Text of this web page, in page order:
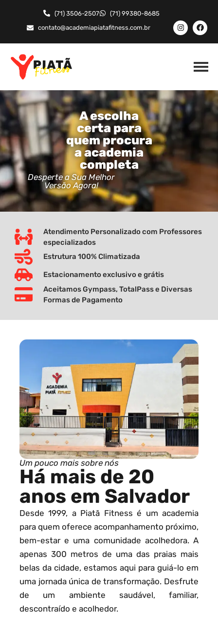
(71) 3506-2507
(71) 99380-8685
contato@academiapiatafitness.com.br
A escolha
certa para
quem procura
a academia
completa
Desperte a Sua Melhor
Versão Agora!
Atendimento Personalizado com Professores
especializados
Estrutura 100% Climatizada
Estacionamento exclusivo e grátis
Aceitamos Gympass, TotalPass e Diversas
Formas de Pagamento
Um pouco mais sobre nós
Há mais de 20
anos em Salvador
Desde 1999, a Piatã Fitness é um academia
para quem oferece acompanhamento próximo,
bem-estar e uma comunidade acolhedora. A
apenas 300 metros de uma das praias mais
belas da cidade, estamos aqui para guiá-lo em
uma jornada única de transformação. Desfrute
de um ambiente saudável, familiar,
descontraído e acolhedor.